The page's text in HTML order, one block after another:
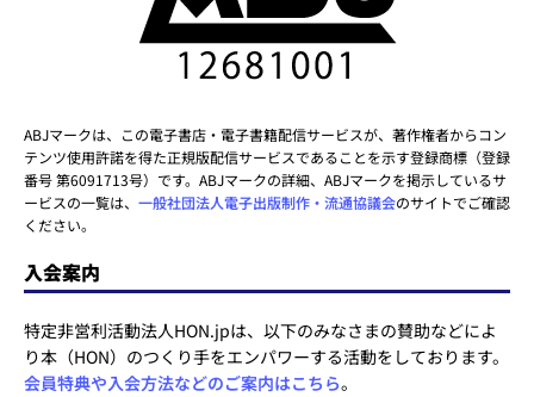
ABJマークは、この電子書店・電子書籍配信サービスが、著作権者からコン
テンツ使用許諾を得た正規版配信サービスであることを示す登録商標（登録
番号 第6091713号）です。ABJマークの詳細、ABJマークを掲示しているサ
ービスの一覧は、 一般社団法人電子出版制作・流通協議会のサイトでご確認
ください。
入会案内
特定非営利活動法人HON.jpは、以下のみなさまの賛助などによ
り本（HON）のつくり手をエンパワーする活動をしております。
会員特典や入会方法などのご案内はこちら。